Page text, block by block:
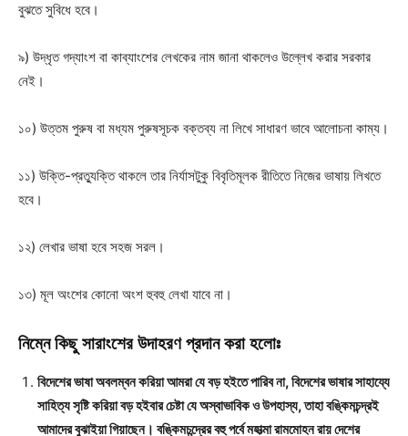
বুঝতে সুবিধে হবে।
৯) উদ্ধৃত গদ্যাংশ বা কাব্যাংশের লেখকের নাম জানা থাকলেও উল্লেখ করার সরকার
নেই।
১০) উত্তম পুরুষ বা মধ্যম পুরুষসূচক বক্তব্য না লিখে সাধারণ ভাবে আলোচনা কাম্য।
১১) উক্তি-প্রত্যুক্তি থাকলে তার নির্যাসটুকু বিবৃতিমূলক রীতিতে নিজের ভাষায় লিখতে
হবে।
১২) লেখার ভাষা হবে সহজ সরল।
১৩) মূল অংশের কোনো অংশ হুবহু লেখা যাবে না।
নিম্নে কিছু সারাংশের উদাহরণ প্রদান করা হলোঃ
বিদেশের ভাষা অবলম্বন করিয়া আমরা যে বড় হইতে পারিব না, বিদেশের ভাষার সাহায্যে
সাহিত্য সৃষ্টি করিয়া বড় হইবার চেষ্টা যে অস্বাভাবিক ও উপহাস্য, তাহা বঙ্কিমচন্দ্রই
আমাদের বুঝাইয়া গিয়াছেন। বঙ্কিমচন্দ্রের বহু পর্বে মহাত্মা রামমোহন রায় দেশের